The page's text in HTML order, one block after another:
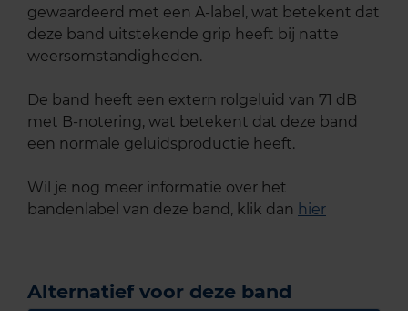
gewaardeerd met een A-label, wat betekent dat
deze band uitstekende grip heeft bij natte
weersomstandigheden.
De band heeft een extern rolgeluid van 71 dB
met B-notering, wat betekent dat deze band
een normale geluidsproductie heeft.
Wil je nog meer informatie over het
bandenlabel van deze band, klik dan hier
Alternatief voor deze band